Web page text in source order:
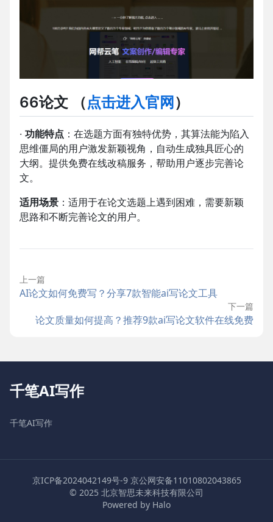
66论文 （点击进入官网 ）
· 功能特点 ：在选题方面有独特优势，其算法能为陷入
思维僵局的用户激发新颖视角，自动生成独具匠心的
大纲。提供免费在线改稿服务，帮助用户逐步完善论
文。
适用场景 ：适用于在论文选题上遇到困难，需要新颖
思路和不断完善论文的用户。
上一篇
AI论文如何免费写？分享7款智能ai写论文工具
下一篇
论文质量如何提高？推荐9款ai写论文软件在线免费
千笔AI写作
千笔AI写作
京ICP备2024042149号-9 京公网安备11010802043865
© 2025 北京智思未来科技有限公司
Powered by Halo